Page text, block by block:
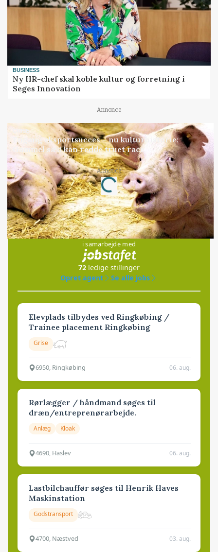
BUSINESS
Ny HR-chef skal koble kultur og forretning i
Seges Innovation
Annonce
GRISE
Engang eksportsucces – nu kulturhistorie:
Gammel sæd kan redde truet race
Annonce
Loading...
Jobs
i samarbejde med
72 ledige stillinger
Opret agent
Se alle jobs
Elevplads tilbydes ved Ringkøbing /
Trainee placement Ringkøbing
Grise
6950, Ringkøbing 06. aug.
Rørlægger / håndmand søges til
dræn/entreprenørarbejde.
Anlæg Kloak
4690, Haslev 06. aug.
Lastbilchauffør søges til Henrik Haves
Maskinstation
Godstransport
4700, Næstved 03. aug.